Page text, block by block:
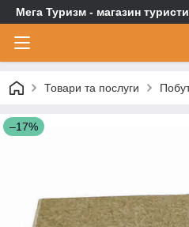
Мега Туризм - магазин
Товари та послуги
–17%